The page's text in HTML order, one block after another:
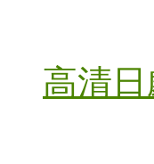
高清日